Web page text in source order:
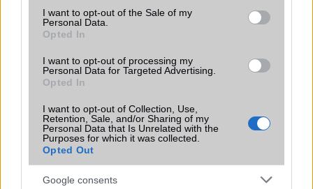
consent section.
I want to opt-out of the Sale of my
Personal Data.
Opted In
I want to opt-out of processing my
Personal Data for Targeted Advertising.
Opted In
I want to opt-out of Collection, Use,
Retention, Sale, and/or Sharing of my
Personal Data that Is Unrelated with the
Purposes for which it was collected.
Opted Out
Google consents
Brand
ChipSet
Az eszközök hardveres és szoftveres működését irányítja
CPU
A mobiltelefonokban található mikroprocesszor